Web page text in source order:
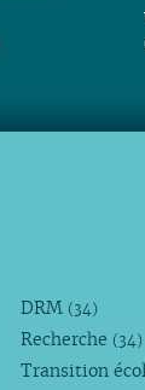
DRM (34)
Recherche (34)
Transition